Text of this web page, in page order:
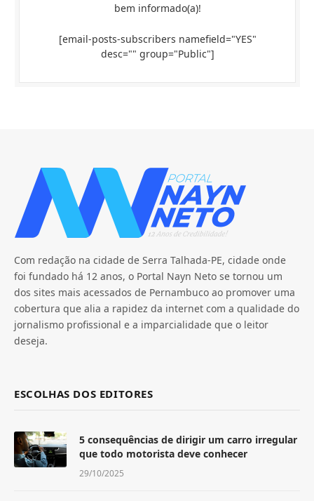
bem informado(a)!
[email-posts-subscribers namefield="YES"
desc="" group="Public"]
Com redação na cidade de Serra Talhada-PE, cidade onde
foi fundado há 12 anos, o Portal Nayn Neto se tornou um
dos sites mais acessados de Pernambuco ao promover uma
cobertura que alia a rapidez da internet com a qualidade do
jornalismo profissional e a imparcialidade que o leitor
deseja.
ESCOLHAS DOS EDITORES
5 consequências de dirigir um carro irregular
que todo motorista deve conhecer
29/10/2025